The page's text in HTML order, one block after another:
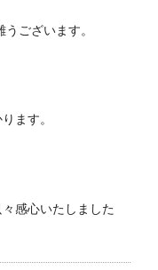
ございます。
ます。
感心いたしました